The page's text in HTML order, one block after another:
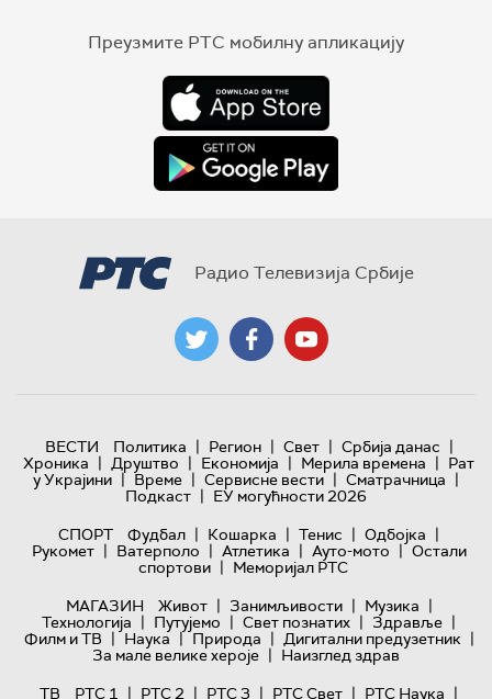
Преузмите РТС мобилну апликацију
Радио Телевизија Србије
ВЕСТИ Политика | Регион | Свет | Србија данас |
Хроника | Друштво | Економија | Мерила времена | Рат
у Украјини | Време | Сервисне вести | Сматрачница |
Подкаст | ЕУ могућности 2026
СПОРТ
Фудбал | Кошарка | Тенис | Одбојка |
Рукомет | Ватерполо | Атлетика | Ауто-мото | Остали
спортови | Меморијал РТС
МАГАЗИН
Живот | Занимљивости | Музика |
Технологијa | Путујемо | Свет познатих | Здравље |
Филм и ТВ | Наука | Природа | Дигитални предузетник |
За мале велике хероје | Наизглед здрав
ТВ
РТС 1 | РТС 2 | РТС 3 | РТС Свет | РТС Наука |